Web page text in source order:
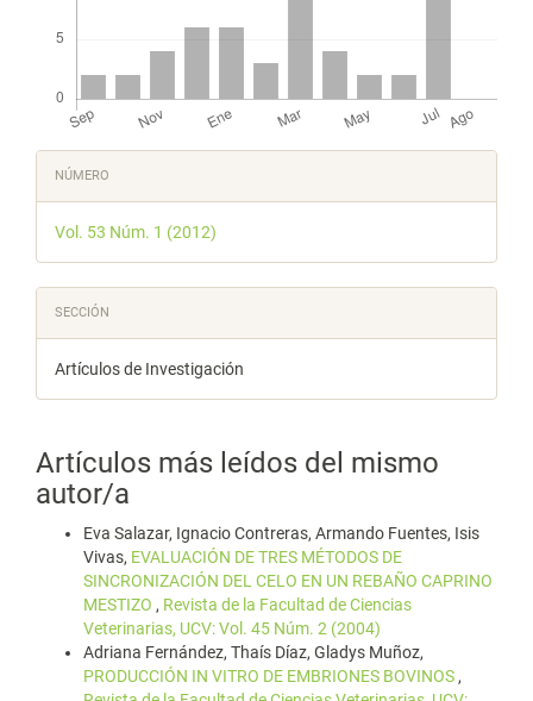
Detalles
del
artículo
NÚMERO
Vol. 53 Núm. 1 (2012)
SECCIÓN
Artículos de Investigación
Artículos más leídos del mismo
autor/a
Eva Salazar, Ignacio Contreras, Armando Fuentes, Isis
Vivas, EVALUACIÓN DE TRES MÉTODOS DE
SINCRONIZACIÓN DEL CELO EN UN REBAÑO CAPRINO
MESTIZO , Revista de la Facultad de Ciencias
Veterinarias, UCV: Vol. 45 Núm. 2 (2004)
Adriana Fernández, Thaís Díaz, Gladys Muñoz,
PRODUCCIÓN IN VITRO DE EMBRIONES BOVINOS ,